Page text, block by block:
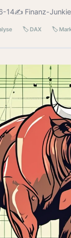
14✍️ Finanz-Junkie
🏷️ DAX 🏷️